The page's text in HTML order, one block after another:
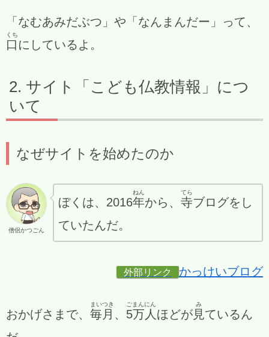
「なむあみだぶつ」や「なんまんだー」って、
口
くち
にしているよ。
サイト「こども仏教情報」につ
いて
なぜサイトを始めたのか
僧侶かつごん
ぼくは、2016年
ねん
から、寺
てら
ブログをし
ていたんだ。
外部リンク かっけいブログ
おかげさまで、 毎月
まいつき
、 5万人
ごまんにん
ほどが見
み
ているん